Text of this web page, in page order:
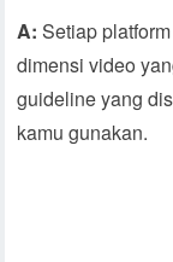
A: Setiap
dimensi video
guideline yang
kamu gunakan.